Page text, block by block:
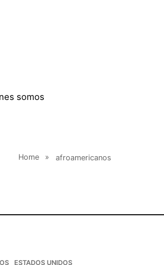
somos
Home » afroamericanos
ESTADOS UNIDOS